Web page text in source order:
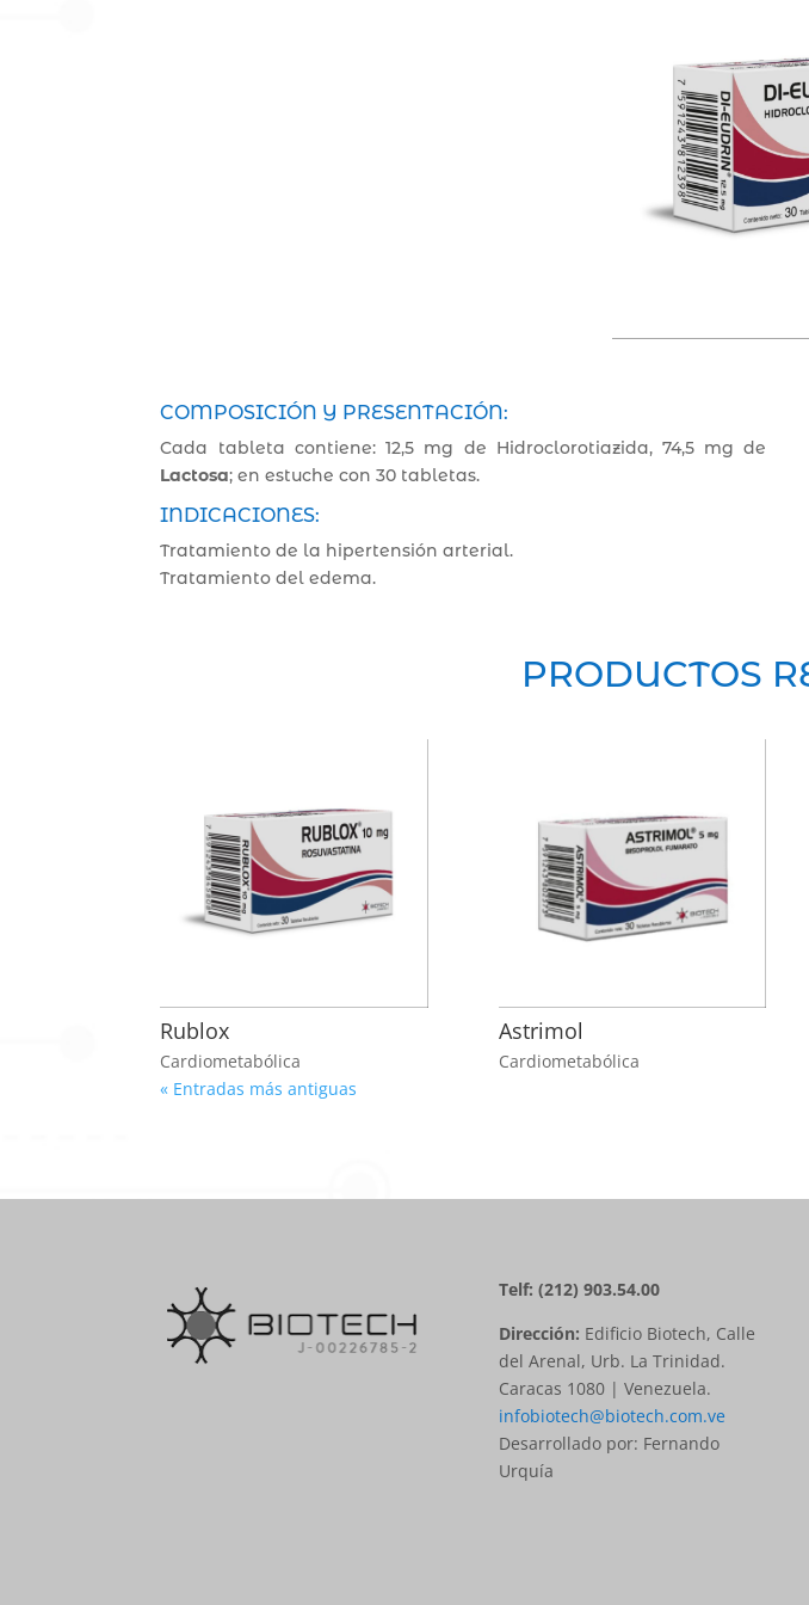
COMPOSICIÓN Y PRESENTACIÓN:
Cada tableta contiene: 12,5 mg de Hidroclorotiazida, 74,5 mg de
Lactosa; en estuche con 30 tabletas.
INDICACIONES:
Tratamiento de la hipertensión arterial.
Tratamiento del edema.
PRODUCTOS
Rublox
Cardiometabólica
Astrimol
Cardiometabólica
« Entradas más antiguas
Telf: (212) 903.54.00
Dirección: Edificio Biotech, Calle
del Arenal, Urb. La Trinidad.
Caracas 1080 | Venezuela.
infobiotech@biotech.com.ve
Desarrollado por: Fernando
Urquía